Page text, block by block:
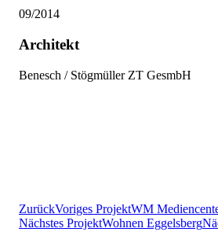
09/2014
Architekt
Benesch / Stögmüller ZT GesmbH
ZurückVoriges ProjektWM
Nächstes ProjektWohnen Eggelsberg